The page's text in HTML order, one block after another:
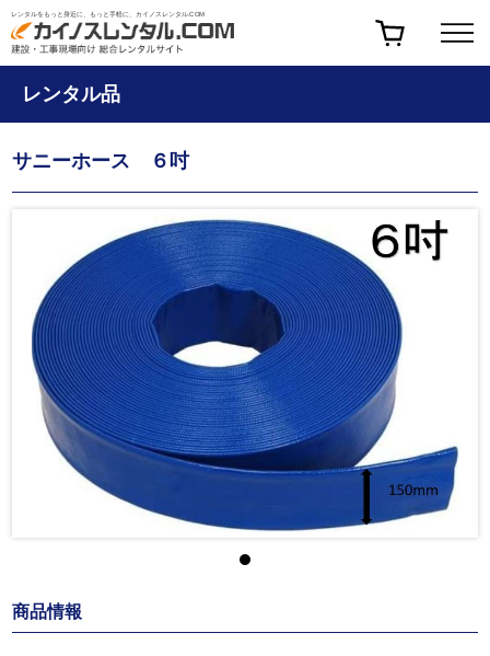
レンタルをもっと身近に、もっと手軽に、カイノスレンタル.COM
レンタル品
サニーホース ６吋
商品情報